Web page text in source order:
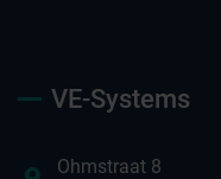
VE-Systems
Ohmstraat 8